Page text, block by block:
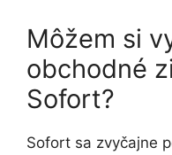
Môžem si
obchodné
Sofort?
Sofort sa zvyčajne